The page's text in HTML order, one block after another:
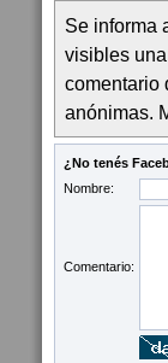
Se informa
visibles
comentario
anónimas.
¿No tenés
Nombre:
Comentario: